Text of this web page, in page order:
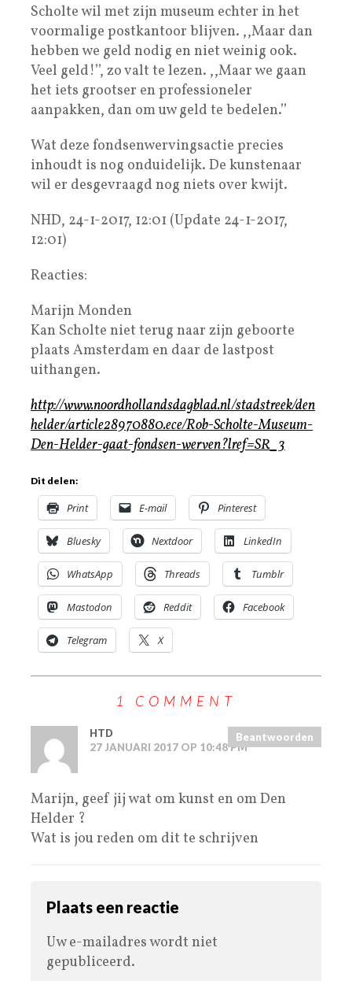
Scholte wil met zijn museum echter in het
voormalige postkantoor blijven. ,,Maar dan
hebben we geld nodig en niet weinig ook.
Veel geld!’’, zo valt te lezen. ,,Maar we gaan
het iets grootser en professioneler
aanpakken, dan om uw geld te bedelen.’’
Wat deze fondsenwervingsactie precies
inhoudt is nog onduidelijk. De kunstenaar
wil er desgevraagd nog niets over kwijt.
NHD, 24-1-2017, 12:01 (Update 24-1-2017,
12:01)
Reacties:
Marijn Monden
Kan Scholte niet terug naar zijn geboorte
plaats Amsterdam en daar de lastpost
uithangen.
http://www.noordhollandsdagblad.nl/stadstreek/den
helder/article28970880.ece/Rob-Scholte-Museum-
Den-Helder-gaat-fondsen-werven?lref=SR_3
Dit delen:
Print E-mail Pinterest
Bluesky Nextdoor LinkedIn
WhatsApp Threads Tumblr
Mastodon Reddit Facebook
Telegram X
1 COMMENT
HTD
27 JANUARI 2017 OP 10:48 PM
Beantwoorden
Marijn, geef jij wat om kunst en om Den
Helder ?
Wat is jou reden om dit te schrijven
Plaats een reactie
Uw e-mailadres wordt niet
gepubliceerd.